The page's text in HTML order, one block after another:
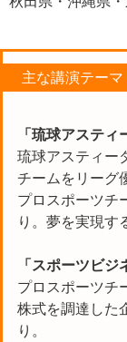
主な講演テーマ
「琉球アスティ
琉球アスティー
チームをリーグ
プロスポーツチ
り。夢を実現す
「スポーツビジ
プロスポーツチ
株式を調達した
り。